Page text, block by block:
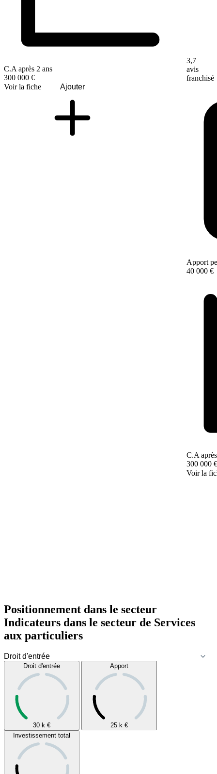
C.A après 2 ans
300 000 €
Voir la fiche
Ajouter
3,7
avis
franchisé
Apport
40 000 €
C.A
300 000 €
Voir la
Positionnement dans le secteur
Indicateurs dans le secteur de Services
aux particuliers
Droit d'entrée
30 k €
Apport
25 k €
Investissement total